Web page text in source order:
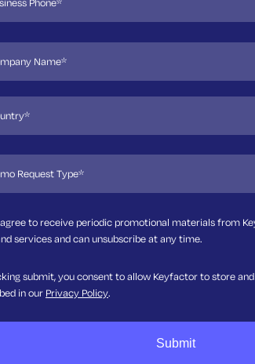
to receive periodic promotional materials from
services and can unsubscribe at any time.
submit, you consent to allow Keyfactor to store
in our Privacy Policy.